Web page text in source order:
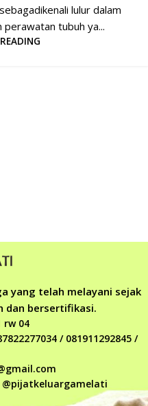
lulur dalam
perawatan tubuh ya...
yang telah melayani sejak
dan bersertifikasi.
rw 04
/ 081911292845 /